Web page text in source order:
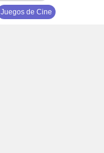
Juegos de Cine